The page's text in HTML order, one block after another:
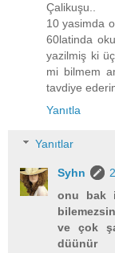
Çalikuşu..
10 yasimda
60latinda
yazilmiş ki
mi bilmem
tavdiye
Yanıtla
Yanıtlar
Syhn
onu bak
ve çok
düünür